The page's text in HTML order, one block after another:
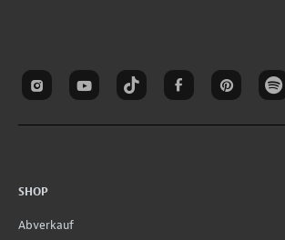
SHOP
Abverkauf